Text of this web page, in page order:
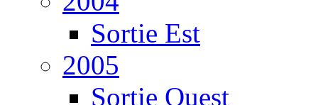
Sortie Est
2005
Sortie Ouest